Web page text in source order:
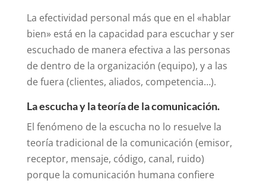
La efectividad personal más que en el «hablar
bien» está en la capacidad para escuchar y ser
escuchado de manera efectiva a las personas
de dentro de la organización (equipo), y a las
de fuera (clientes, aliados, competencia…).
La escucha y la teoría de la comunicación.
El fenómeno de la escucha no lo resuelve la
teoría tradicional de la comunicación (emisor,
receptor, mensaje, código, canal, ruido)
porque la comunicación humana confiere